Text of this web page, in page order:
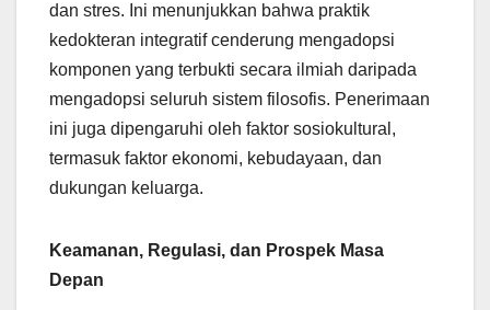
dan stres. Ini menunjukkan bahwa praktik
kedokteran integratif cenderung mengadopsi
komponen yang terbukti secara ilmiah daripada
mengadopsi seluruh sistem filosofis. Penerimaan
ini juga dipengaruhi oleh faktor sosiokultural,
termasuk faktor ekonomi, kebudayaan, dan
dukungan keluarga.
Keamanan, Regulasi, dan Prospek Masa
Depan